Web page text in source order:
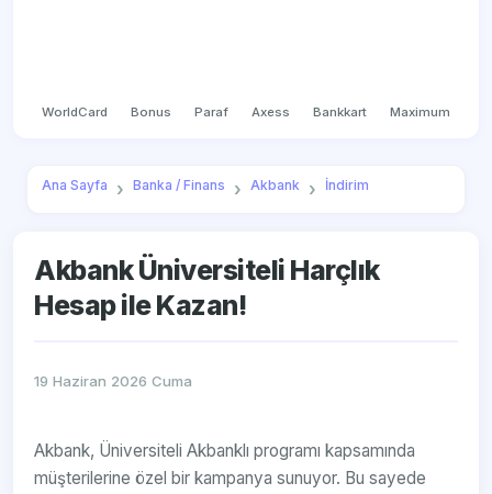
WorldCard Bonus Paraf Axess Bankkart Maximum
Ana Sayfa Banka / Finans Akbank İndirim
Akbank Üniversiteli Harçlık
Hesap ile Kazan!
19 Haziran 2026 Cuma
Akbank, Üniversiteli Akbanklı programı kapsamında
müşterilerine özel bir kampanya sunuyor. Bu sayede